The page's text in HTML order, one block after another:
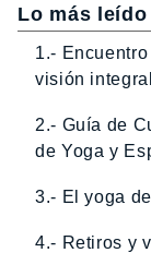
Lo más
1.-
visión
2.- Guía de
de Yoga y
3.- El yoga
4.- Retiros y